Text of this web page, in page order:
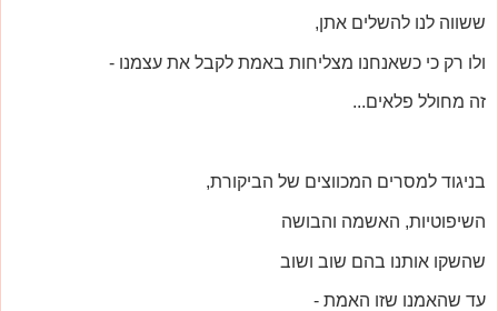
ששווה לנו להשלים אתן,
ולו רק כי כשאנחנו מצליחות באמת לקבל את עצמנו -
זה מחולל פלאים...
בניגוד למסרים המכווצים של הביקורת,
השיפוטיות, האשמה והבושה
שהשקו אותנו בהם שוב ושוב
עד שהאמנו שזו האמת -